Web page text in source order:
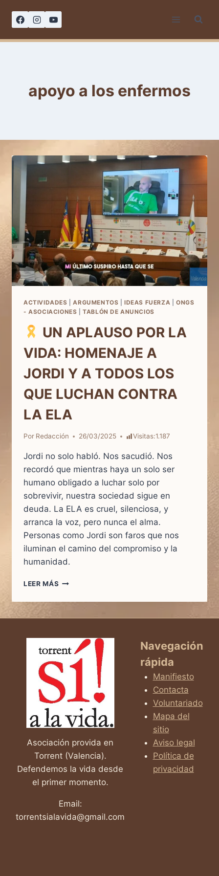
apoyo a los enfermos
ACTIVIDADES |ARGUMENTOS |IDEAS FUERZA |ONGS
- ASOCIACIONES |TABLÓN DE ANUNCIOS
UN APLAUSO POR LA
VIDA: HOMENAJE A
JORDI Y A TODOS LOS
QUE LUCHAN CONTRA
LA ELA
Por Redacción 26/03/2025 Visitas:1.187
Jordi no solo habló. Nos sacudió. Nos
recordó que mientras haya un solo ser
humano obligado a luchar solo por
sobrevivir, nuestra sociedad sigue en
deuda. La ELA es cruel, silenciosa, y
arranca la voz, pero nunca el alma.
Personas como Jordi son faros que nos
iluminan el camino del compromiso y la
humanidad.
LEER MÁS
APLAUSO
HOMENAJE
A
JORDI
Y
A
TODOS
LOS
QUE
LUCHAN
LA
ELA
Asociación provida en
Torrent (Valencia).
Defendemos la vida desde
el primer momento.
Email:
torrentsialavida@gmail.com
Navegación
rápida
Manifiesto
Contacta
Voluntariado
Mapa del
sitio
Aviso legal
Política de
privacidad